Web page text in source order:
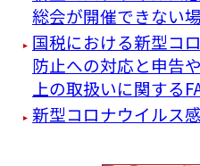
総会が開催できない
国税における新型コ
防止への対応と申告
上の取扱いに関する
新型コロナウイルス